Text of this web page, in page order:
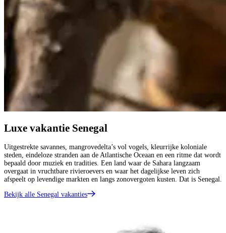
Luxe vakantie Senegal
Uitgestrekte savannes, mangrovedelta’s vol vogels, kleurrijke koloniale
steden, eindeloze stranden aan de Atlantische Oceaan en een ritme dat wordt
bepaald door muziek en tradities. Een land waar de Sahara langzaam
overgaat in vruchtbare rivieroevers en waar het dagelijkse leven zich
afspeelt op levendige markten en langs zonovergoten kusten. Dat is Senegal.
Bekijk alle Senegal vakanties